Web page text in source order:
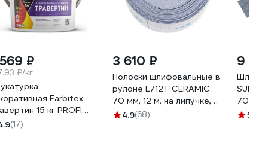
₽
₽/кг
Farbitex
15 кг PROFI
(17)
3 610 ₽
Полоски шлифовальные в
рулоне L712T CERAMIC
70 мм, 12 м, на липучке,
P120, с
4.9(68)
9
SUN
сетка,
5